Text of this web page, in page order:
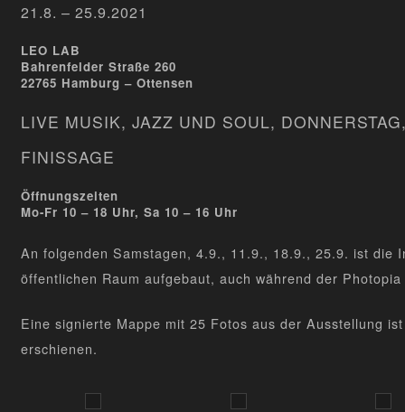
21.8. – 25.9.2021
LEO LAB
Bahrenfelder Straße 260
22765 Hamburg – Ottensen
LIVE MUSIK, JAZZ UND SOUL,
FINISSAGE
Öffnungszeiten
Mo-Fr 10 – 18 Uhr, Sa 10 – 16 Uhr
An folgenden Samstagen, 4.9., 11.9., 18.9., 25.9. ist die
öffentlichen Raum aufgebaut, auch während der Photopia
Eine signierte Mappe mit 25 Fotos aus der Ausstellung
erschienen.